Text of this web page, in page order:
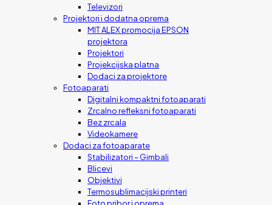
Televizori
Projektori i dodatna oprema
MIT ALEX promocija EPSON
projektora
Projektori
Projekcijska platna
Dodaci za projektore
Fotoaparati
Digitalni kompaktni fotoaparati
Zrcalno refleksni fotoaparati
Bez zrcala
Videokamere
Dodaci za fotoaparate
Stabilizatori – Gimbali
Blicevi
Objektivi
Termosublimacijski printeri